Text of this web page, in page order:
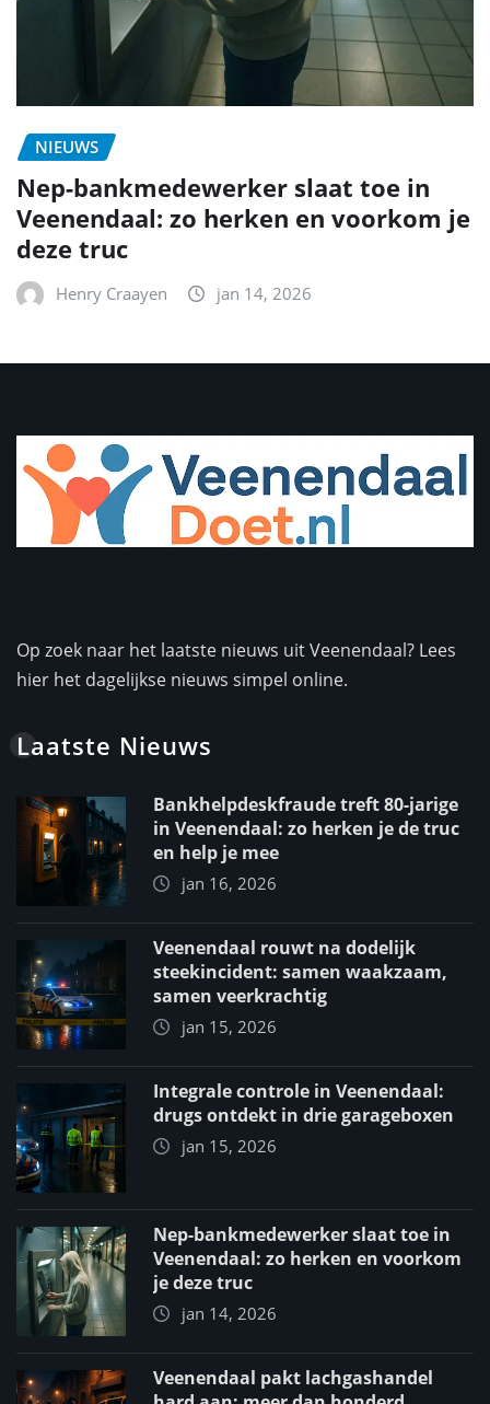
NIEUWS
Nep-bankmedewerker slaat toe in
Veenendaal: zo herken en voorkom je
deze truc
Henry Craayen jan 14, 2026
Op zoek naar het laatste nieuws uit Veenendaal? Lees
hier het dagelijkse nieuws simpel online.
Laatste Nieuws
Bankhelpdeskfraude treft 80-jarige
in Veenendaal: zo herken je de truc
en help je mee
jan 16, 2026
Veenendaal rouwt na dodelijk
steekincident: samen waakzaam,
samen veerkrachtig
jan 15, 2026
Integrale controle in Veenendaal:
drugs ontdekt in drie garageboxen
jan 15, 2026
Nep-bankmedewerker slaat toe in
Veenendaal: zo herken en voorkom
je deze truc
jan 14, 2026
Veenendaal pakt lachgashandel